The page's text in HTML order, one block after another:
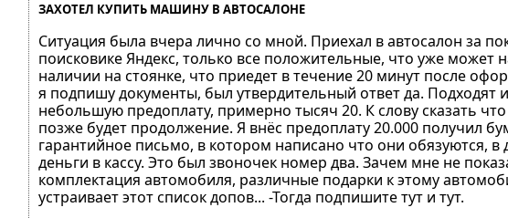
ЗАХОТЕЛ КУПИТЬ МАШИНУ В АВТОСАЛОНЕ
Ситуация была вчера лично со мной. Приехал в автосалон за
поисковике Яндекс, только все положительные, что уже может
наличии на стоянке, что приедет в течение 20 минут после
я подпишу документы, был утвердительный ответ да. Подходят
небольшую предоплату, примерно тысяч 20. К слову сказать
позже будет продолжение. Я внёс предоплату 20.000 получил
гарантийное письмо, в котором написано что они обязуются,
деньги в кассу. Это был звоночек номер два. Зачем мне не
комплектация автомобиля, различные подарки к этому
устраивает этот список допов... -Тогда подпишите тут и тут.